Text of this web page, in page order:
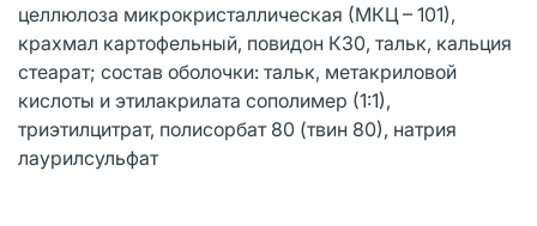
целлюлоза микрокристаллическая (МКЦ – 101),
крахмал картофельный, повидон К30, тальк, кальция
стеарат; состав оболочки: тальк, метакриловой
кислоты и этилакрилата сополимер (1:1),
триэтилцитрат, полисорбат 80 (твин 80), натрия
лаурилсульфат